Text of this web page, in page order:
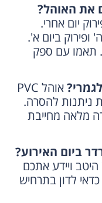
את האוהל?
יום אחרי.
ופירוק ביום א'.
תאמו עם ספק
אוהל PVC
ניתנות להסרה.
מלאה מחייבת
ביום האירוע?
ויידע אתכם
לדון בתרחיש